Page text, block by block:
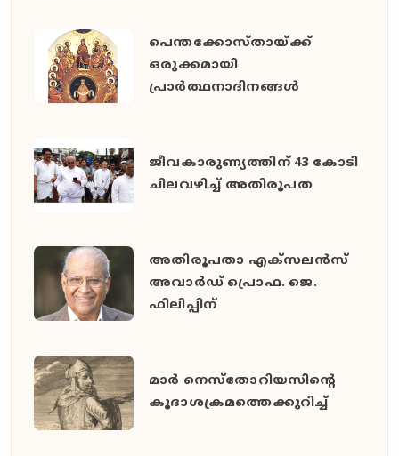
പെന്തക്കോസ്തായ്ക്ക്
ഒരുക്കമായി
പ്രാര്‍ത്ഥനാദിനങ്ങള്‍
ജീവകാരുണ്യത്തിന് 43 കോടി
ചിലവഴിച്ച് അതിരൂപത
അതിരൂപതാ എക്‌സലന്‍സ്
അവാര്‍ഡ് പ്രൊഫ. ജെ.
ഫിലിപ്പിന്
മാര്‍ നെസ്‌തോറിയസിന്റെ
കൂദാശക്രമത്തെക്കുറിച്ച്